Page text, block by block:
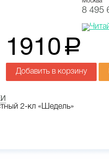
8 495
1910 a
Добавить в корзину
2-кл «Шедель»